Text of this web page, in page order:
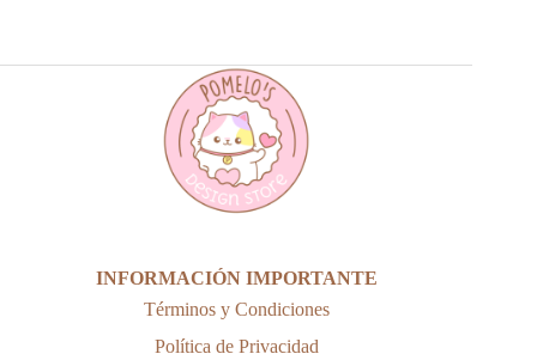
INFORMACIÓN IMPORTANTE
Términos y Condiciones
Política de Privacidad